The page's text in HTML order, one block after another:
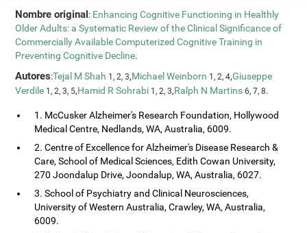
Nombre original: Enhancing Cognitive Functioning in Healthly
Older Adults: a Systematic Review of the Clinical Significance of
Commercially Available Computerized Cognitive Training in
Preventing Cognitive Decline.
Autores:Tejal M Shah 1, 2, 3,Michael Weinborn 1, 2, 4,Giuseppe
Verdile 1, 2, 3, 5,Hamid R Sohrabi 1, 2, 3,Ralph N Martins 6, 7, 8.
1. McCusker Alzheimer's Research Foundation, Hollywood
Medical Centre, Nedlands, WA, Australia, 6009.
2. Centre of Excellence for Alzheimer's Disease Research &
Care, School of Medical Sciences, Edith Cowan University,
270 Joondalup Drive, Joondalup, WA, Australia, 6027.
3. School of Psychiatry and Clinical Neurosciences,
University of Western Australia, Crawley, WA, Australia,
6009.